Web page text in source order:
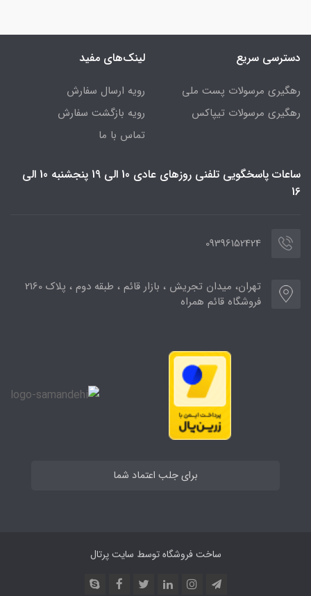
دسترسی سریع
رهگیری مرسولات پست ملی
رهگیری مرسولات تیپاکس
لینک‌های مفید
رویه ارسال سفارش
رویه بازگشت سفارش
تماس با ما
ساعات پاسخگویی تلفنی روزهای عادی 10 الی 19 پنجشنبه 10 الی
16
09396152424
تهران، میدان تجریش ، بازار قائم ، طبقه دوم ، پلاک 2160
فروشگاه قائم همراه
برای جلب اعتماد شما
ساخت فروشگاه توسط سایت پرتال